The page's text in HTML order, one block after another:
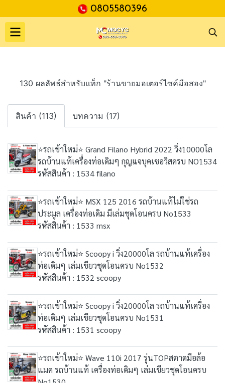
0805580396
130 ผลลัพธ์สำหรับแท็ก "ร้านขายมอเตอร์ไซค์มือสอง"
สินค้า (113) บทความ (17)
⭐รถเข้าใหม่⭐ Grand Filano Hybrid 2022 วิ่ง10000โล
รถบ้านแท้เครื่องท่อเดิมๆ กุญแจบุคเซอวิสครบ NO1534
รหัสสินค้า : 1534 filano
⭐รถเข้าใหม่⭐ MSX 125 2016 รถบ้านแท้ไม่ใช่รถ
ประมูล เครื่องท่อเดิม มีเล่มชุดโอนครบ No1533
รหัสสินค้า : 1533 msx
⭐รถเข้าใหม่⭐ Scoopy i วิ่ง20000โล รถบ้านแท้เครื่อง
ท่อเดิมๆ เล่มเขียวชุดโอนครบ No1532
รหัสสินค้า : 1532 scoopy
⭐รถเข้าใหม่⭐ Scoopy i วิ่ง20000โล รถบ้านแท้เครื่อง
ท่อเดิมๆ เล่มเขียวชุดโอนครบ No1531
รหัสสินค้า : 1531 scoopy
⭐รถเข้าใหม่⭐ Wave 110i 2017 รุ่นTOPสตาดมือล้อ
แมค รถบ้านแท้ เครื่องท่อเดิมๆ เล่มเขียวชุดโอนครบ